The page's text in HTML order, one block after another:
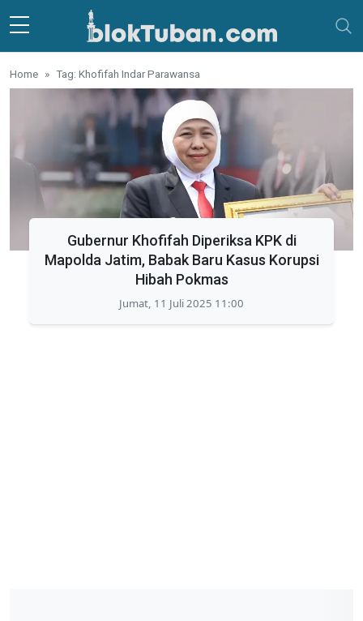
Skip to main content
Home Tag: Khofifah Indar Parawansa
Gubernur Khofifah Diperiksa KPK di
Mapolda Jatim, Babak Baru Kasus Korupsi
Hibah Pokmas
Jumat, 11 Juli 2025 11:00